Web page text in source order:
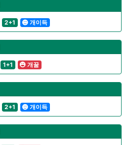
2+1 개이득
1+1 개꿀
2+1 개이득